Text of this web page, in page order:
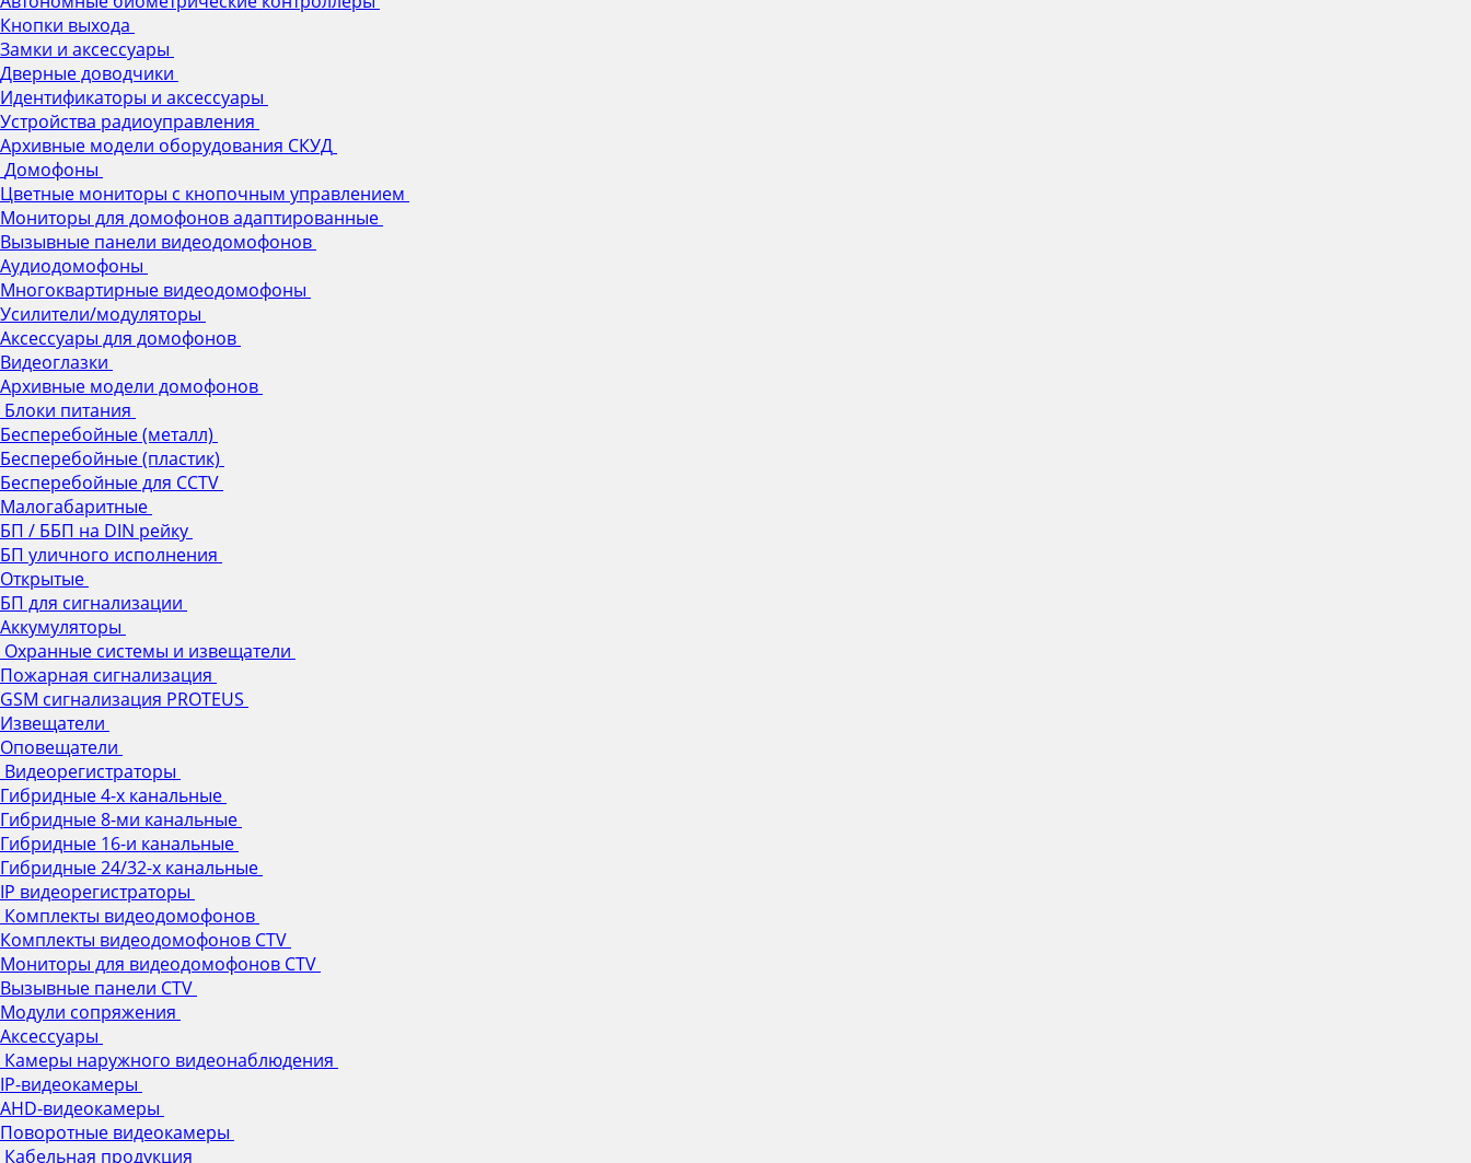
Кнопки выхода
Замки и аксессуары
Дверные доводчики
Идентификаторы и аксессуары
Устройства радиоуправления
Архивные модели оборудования СКУД
Домофоны
Цветные мониторы с кнопочным управлением
Мониторы для домофонов адаптированные
Вызывные панели видеодомофонов
Аудиодомофоны
Многоквартирные видеодомофоны
Усилители/модуляторы
Аксессуары для домофонов
Видеоглазки
Архивные модели домофонов
Блоки питания
Бесперебойные (металл)
Бесперебойные (пластик)
Бесперебойные для CCTV
Малогабаритные
БП / ББП на DIN рейку
БП уличного исполнения
Открытые
БП для сигнализации
Аккумуляторы
Охранные системы и извещатели
Пожарная сигнализация
GSM сигнализация PROTEUS
Извещатели
Оповещатели
Видеорегистраторы
Гибридные 4-х канальные
Гибридные 8-ми канальные
Гибридные 16-и канальные
Гибридные 24/32-х канальные
IP видеорегистраторы
Комплекты видеодомофонов
Комплекты видеодомофонов CTV
Мониторы для видеодомофонов CTV
Вызывные панели CTV
Модули сопряжения
Аксессуары
Камеры наружного видеонаблюдения
IP-видеокамеры
AHD-видеокамеры
Поворотные видеокамеры
Кабельная продукция